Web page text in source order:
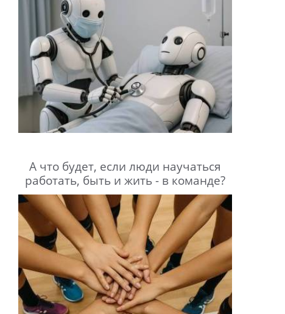
А что будет, если люди научаться
работать, быть и жить - в команде?